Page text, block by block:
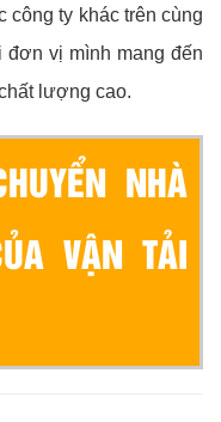
công ty khác trên cùng
đơn vị mình mang đến
lượng cao.
NHÀ
VẬN TẢI